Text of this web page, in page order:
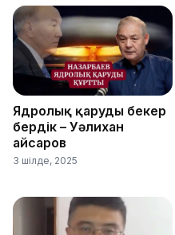
Ядролық қаруды бекер
бердік – Уәлихан
Қайсаров
3 шілде, 2025